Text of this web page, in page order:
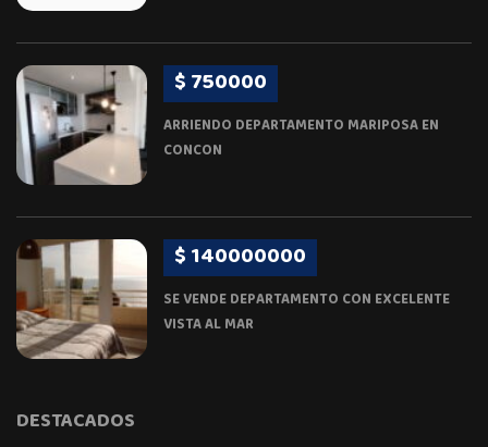
$ 750000
ARRIENDO DEPARTAMENTO MARIPOSA EN
CONCON
$ 140000000
SE VENDE DEPARTAMENTO CON EXCELENTE
VISTA AL MAR
DESTACADOS